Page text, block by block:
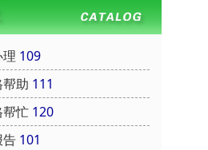
109
助 111
忙 120
告 101